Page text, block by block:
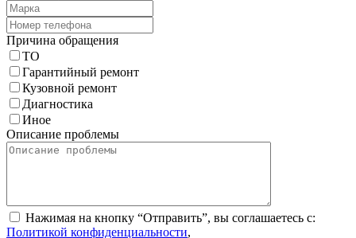
Причина обращения
ТО
Гарантийный ремонт
Кузовной ремонт
Диагностика
Иное
Описание проблемы
Нажимая на кнопку “Отправить”, вы соглашаетесь с:
Политикой конфиденциальности,